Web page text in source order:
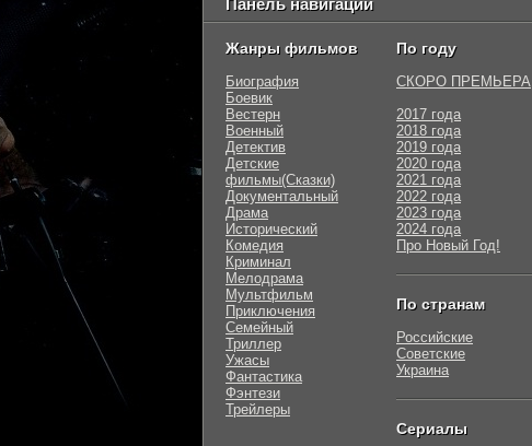
Панель навигации
Жанры фильмов
Биография
Боевик
Вестерн
Военный
Детектив
Детские
фильмы(Сказки)
Документальный
Драма
Исторический
Комедия
Криминал
Мелодрама
Мультфильм
Приключения
Семейный
Триллер
Ужасы
Фантастика
Фэнтези
Трейлеры
По году
СКОРО ПРЕМЬЕРА
2017 года
2018 года
2019 года
2020 года
2021 года
2022 года
2023 года
2024 года
Про Новый Год!
По странам
Российские
Советские
Украина
Сериалы